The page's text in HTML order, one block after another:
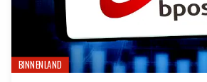
BINNENLAND